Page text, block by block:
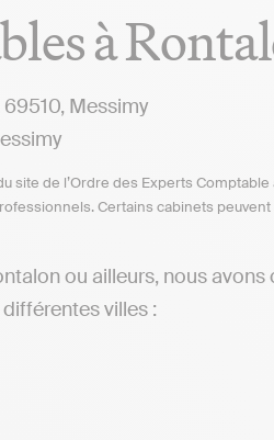
à
Messimy
de l’Ordre des Experts Comptable
Certains cabinets
ou ailleurs, nous
villes :